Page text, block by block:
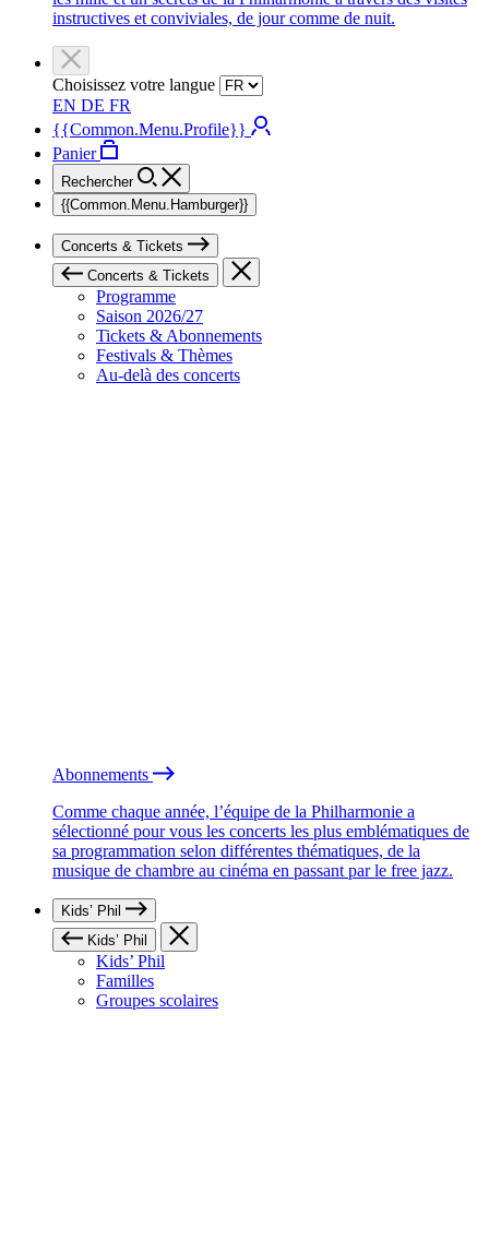
instructives et conviviales, de jour comme de nuit.
Choisissez votre langue
EN DE FR
{{Common.Menu.Profile}}
Panier
Rechercher
{{Common.Menu.Hamburger}}
Concerts & Tickets
Concerts & Tickets
Programme
Saison 2026/27
Tickets & Abonnements
Festivals & Thèmes
Au-delà des concerts
Abonnements
Comme chaque année, l’équipe de la Philharmonie a
sélectionné pour vous les concerts les plus emblématiques de
sa programmation selon différentes thématiques, de la
musique de chambre au cinéma en passant par le free jazz.
Kids’ Phil
Kids’ Phil
Kids’ Phil
Familles
Groupes scolaires